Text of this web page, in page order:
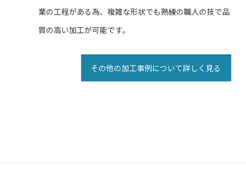
業の工程がある為、複雑な形状でも熟練の職人の技で品
質の高い加工が可能です。
その他の加工事例について詳しく見る